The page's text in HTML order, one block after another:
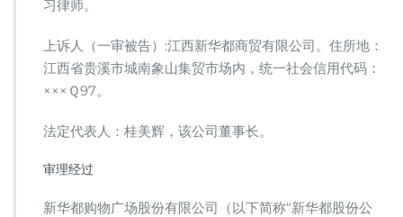
审
胜
诉
习律师。
上诉人（一审被告）:江西新华都商贸有限公司。住所地：
江西省贵溪市城南象山集贸市场内，统一社会信用代码：
×××Ｑ97。
法定代表人：桂美辉，该公司董事长。
审理经过
新华都购物广场股份有限公司（以下简称“新华都股份公